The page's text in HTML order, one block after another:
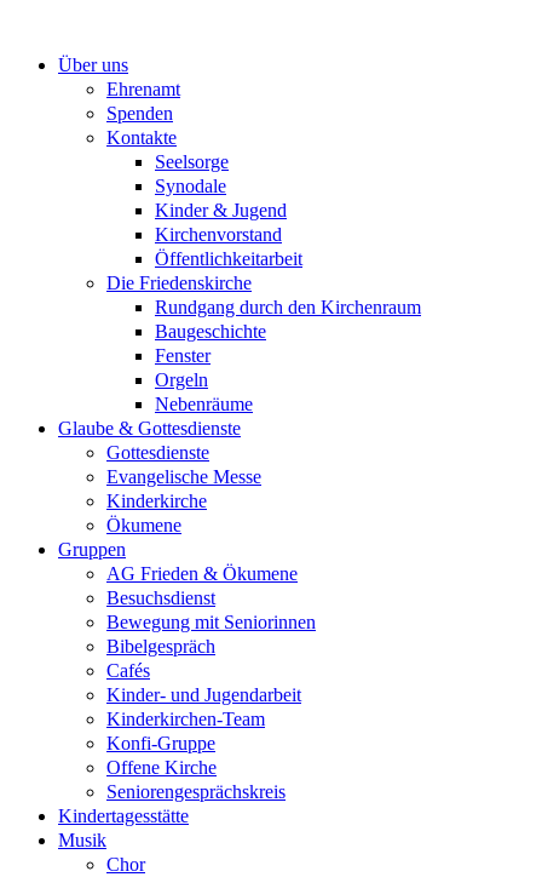
springenÜber uns
Ehrenamt
Spenden
Kontakte
Seelsorge
Synodale
Kinder & Jugend
Kirchenvorstand
Öffentlichkeitarbeit
Die Friedenskirche
Rundgang durch den Kirchenraum
Baugeschichte
Fenster
Orgeln
Nebenräume
Glaube & Gottesdienste
Gottesdienste
Evangelische Messe
Kinderkirche
Ökumene
Gruppen
AG Frieden & Ökumene
Besuchsdienst
Bewegung mit Seniorinnen
Bibelgespräch
Cafés
Kinder- und Jugendarbeit
Kinderkirchen-Team
Konfi-Gruppe
Offene Kirche
Seniorengesprächskreis
Kindertagesstätte
Musik
Chor